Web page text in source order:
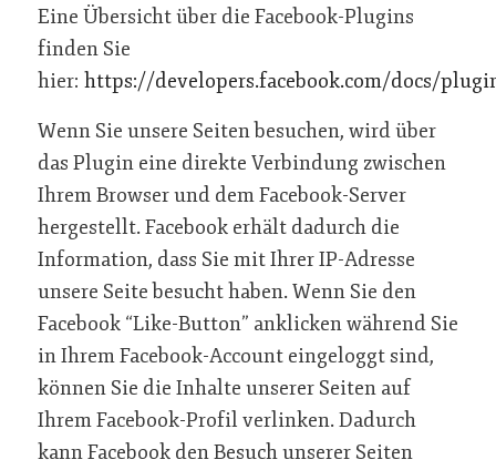
Eine Übersicht über die Facebook-Plugins
finden Sie
hier: https://developers.facebook.com/docs/
Wenn Sie unsere Seiten besuchen, wird über
das Plugin eine direkte Verbindung zwischen
Ihrem Browser und dem Facebook-Server
hergestellt. Facebook erhält dadurch die
Information, dass Sie mit Ihrer IP-Adresse
unsere Seite besucht haben. Wenn Sie den
Facebook “Like-Button” anklicken während Sie
in Ihrem Facebook-Account eingeloggt sind,
können Sie die Inhalte unserer Seiten auf
Ihrem Facebook-Profil verlinken. Dadurch
kann Facebook den Besuch unserer Seiten